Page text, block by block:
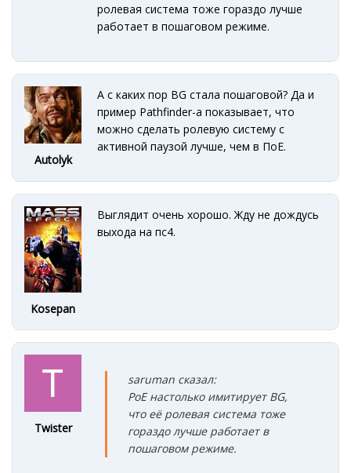
ролевая система тоже гораздо лучше
работает в пошаговом режиме.
Autolyk
А с каких пор BG стала пошаговой? Да и
пример Pathfinder-а показывает, что
можно сделать ролевую систему с
активной паузой лучше, чем в ПоЕ.
Kosepan
Выглядит очень хорошо. Жду не дождусь
выхода на пс4.
Twister
saruman сказал:
PoE настолько имитирует BG,
что её ролевая система тоже
гораздо лучше работает в
пошаговом режиме.